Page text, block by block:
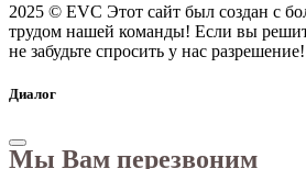
2025 © EVC Этот сайт был создан с
трудом нашей команды! Если вы
не забудьте спросить у нас разрешение!
Диалог
Мы Вам перезвоним